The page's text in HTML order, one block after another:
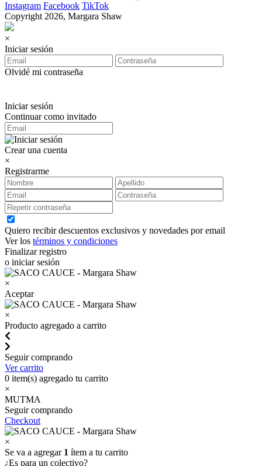
Instagram Facebook TikTok
Copyright 2026, Margara Shaw
×
Iniciar sesión
Olvidé mi contraseña
Iniciar sesión
Continuar como invitado
Crear una cuenta
×
Registrarme
Quiero recibir descuentos exclusivos y novedades por email
Ver los términos y condiciones
Finalizar registro
o iniciar sesión
×
Aceptar
×
Producto agregado a carrito
Seguir comprando
Ver carrito
0 item(s) agregado tu carrito
×
MUTMA
Seguir comprando
Checkout
×
Se va a agregar 1 ítem a tu carrito
¿Es para un colectivo?